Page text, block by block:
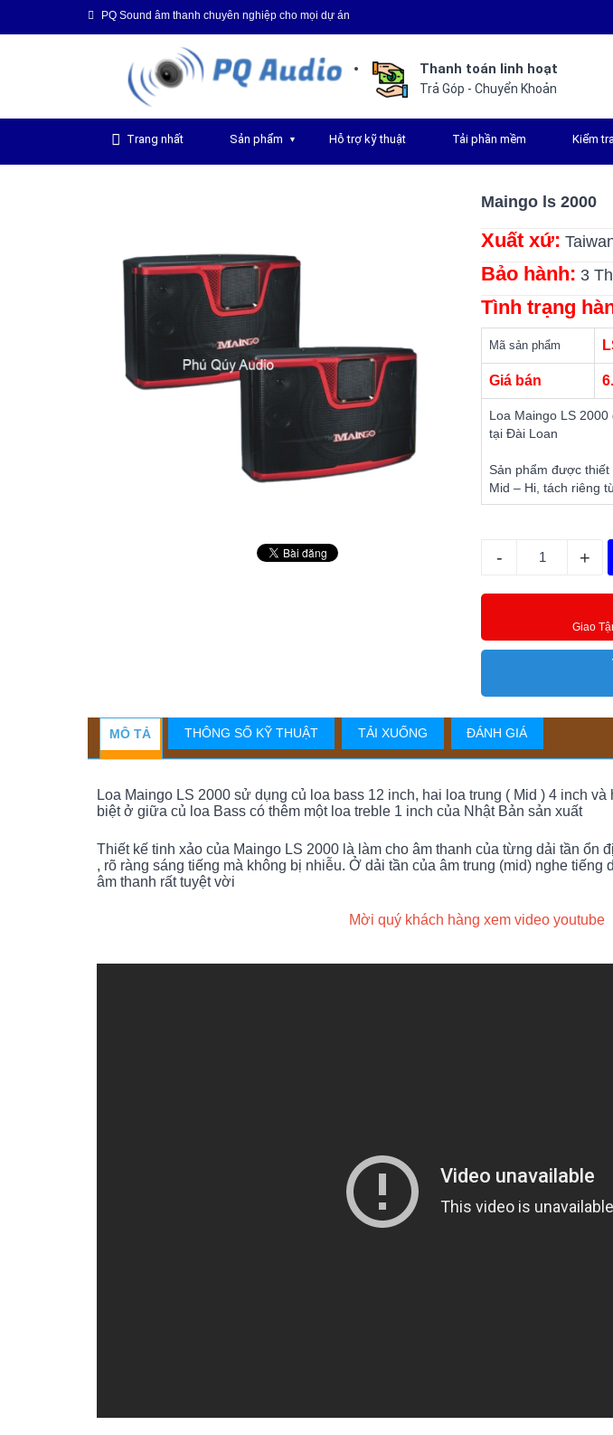
PQ Sound âm thanh chuyên nghiệp cho mọi dự án
Thanh toán linh hoạt
Trả Góp - Chuyển Khoản
Trang nhất Sản phẩm ▼ Hỗ trợ kỹ thuật Tải phần mềm Kiểm
Maingo ls 2000
Xuất xứ:
Bảo hành: 3
Tình trạng
Mã sản phẩm
Giá bán
Loa Maingo LS
tại Đài Loan
Sản phẩm được
Mid – Hi, tách riêng
- +
Giao
MÔ TẢ THÔNG SỐ KỸ THUẬT TẢI XUỐNG ĐÁNH GIÁ
Loa Maingo LS 2000 sử dụng củ loa bass 12 inch, hai loa trung ( Mid ) 4 inch
biệt ở giữa củ loa Bass có thêm một loa treble 1 inch của Nhật Bản sản xuất
Thiết kế tinh xảo của Maingo LS 2000 là làm cho âm thanh của từng dải tần ổn
, rõ ràng sáng tiếng mà không bị nhiễu. Ở dải tần của âm trung (mid) nghe tiếng
âm thanh rất tuyệt vời
Mời quý khách hàng xem video youtube